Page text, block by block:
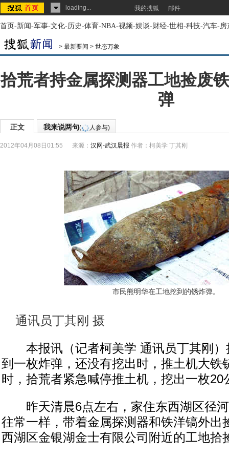
loading... 我的搜狐 邮件
首页-新闻-军事-文化-历史-体育-NBA-视频-娱谈-财经-世相-科技-汽车-房
> 最新要闻 > 世态万象
拾荒者持金属探测器工地捡废
弹
正文 我来说两句( 人参与)
2012年04月08日01:55 来源： 汉网-武汉晨报 作者：柯美学 丁其刚
市民熊明华在工地挖到的锈炸弹。
通讯员丁其刚 摄
本报讯（记者柯美学 通讯员丁其刚）
到一枚炸弹，还没有挖出时，推土机大铁
时，拾荒者紧急喊停推土机，挖出一枚20
昨天清晨6点左右，家住东西湖区径河
往常一样，带着金属探测器和铁洋镐外出
西湖区金银湖金士有限公司附近的工地拾